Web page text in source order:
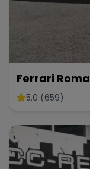
Ferrari Roma
5.0 (659)